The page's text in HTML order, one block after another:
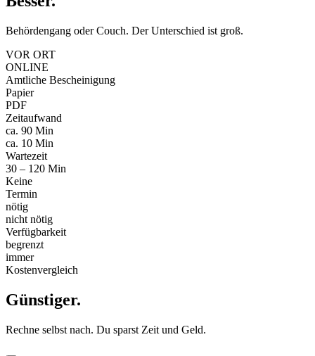
Behördengang oder Couch. Der Unterschied ist groß.
VOR ORT
ONLINE
Amtliche Bescheinigung
Papier
PDF
Zeitaufwand
ca. 90 Min
ca. 10 Min
Wartezeit
30 – 120 Min
Keine
Termin
nötig
nicht nötig
Verfügbarkeit
begrenzt
immer
Kostenvergleich
Günstiger.
Rechne selbst nach. Du sparst Zeit und Geld.